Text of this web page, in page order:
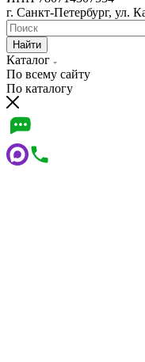
г. Санкт-Петербург, ул.
Найти
Каталог
По всему сайту
По каталогу